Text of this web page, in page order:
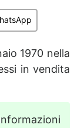
1970 nella
in vendita